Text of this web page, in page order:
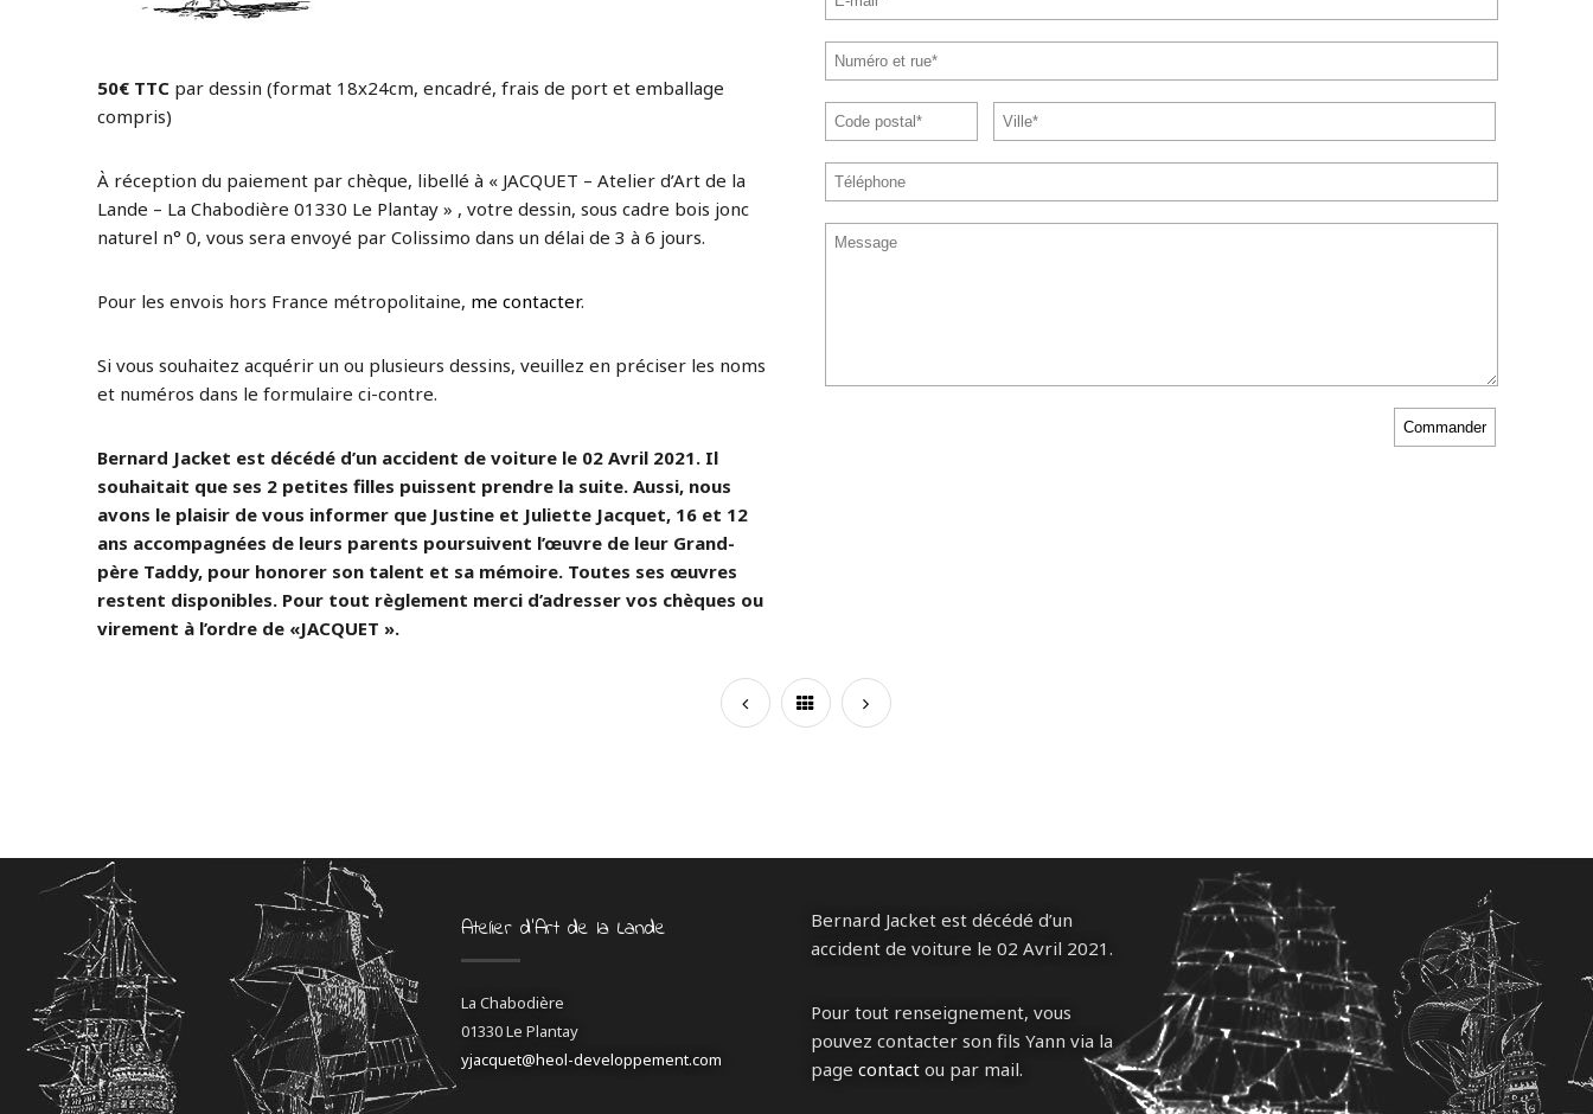
50€ TTC par dessin (format 18x24cm, encadré, frais de port et emballage
compris)
À réception du paiement par chèque, libellé à « JACQUET – Atelier d’Art de la
Lande – La Chabodière 01330 Le Plantay » , votre dessin, sous cadre bois jonc
naturel n° 0, vous sera envoyé par Colissimo dans un délai de 3 à 6 jours.
Pour les envois hors France métropolitaine, me contacter.
Si vous souhaitez acquérir un ou plusieurs dessins, veuillez en préciser les noms
et numéros dans le formulaire ci-contre.
Bernard Jacket est décédé d’un accident de voiture le 02 Avril 2021. Il
souhaitait que ses 2 petites filles puissent prendre la suite. Aussi, nous
avons le plaisir de vous informer que Justine et Juliette Jacquet, 16 et 12
ans accompagnées de leurs parents poursuivent l’œuvre de leur Grand-
père Taddy, pour honorer son talent et sa mémoire. Toutes ses œuvres
restent disponibles. Pour tout règlement merci d’adresser vos chèques ou
virement à l’ordre de «JACQUET ».
Atelier d’Art de la Lande
La Chabodière
01330 Le Plantay
yjacquet@heol-developpement.com
Bernard Jacket est décédé d’un
accident de voiture le 02 Avril 2021.
Pour tout renseignement, vous
pouvez contacter son fils Yann via la
page contactou par mail.